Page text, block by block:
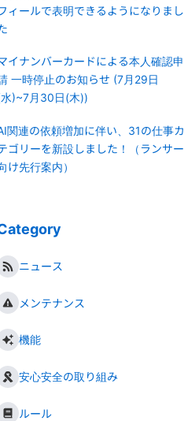
ィールで表明できるようになりまし
イナンバーカードによる本人確認申
一時停止のお知らせ (7月29日
)~7月30日(木))
関連の依頼増加に伴い、31の仕事カ
ゴリーを新設しました！（ランサー
け先行案内）
ニュース
メンテナンス
機能
安心安全の取り組み
ルール